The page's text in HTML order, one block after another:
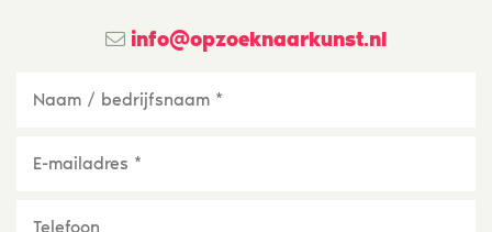
info@opzoeknaarkunst.nl
mailadres *